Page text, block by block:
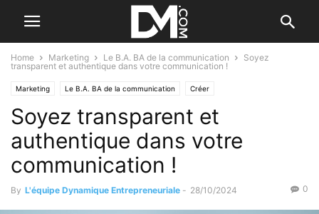
Home Marketing Le B.A. BA de la communication
Soyez
transparent et authentique dans votre communication !
Marketing Le B.A. BA de la communication Créer
Le B.A. BA de la stratégie
Soyez transparent et
authentique dans votre
communication !
By L'équipe Dynamique Entrepreneuriale - 28/10/2024 0